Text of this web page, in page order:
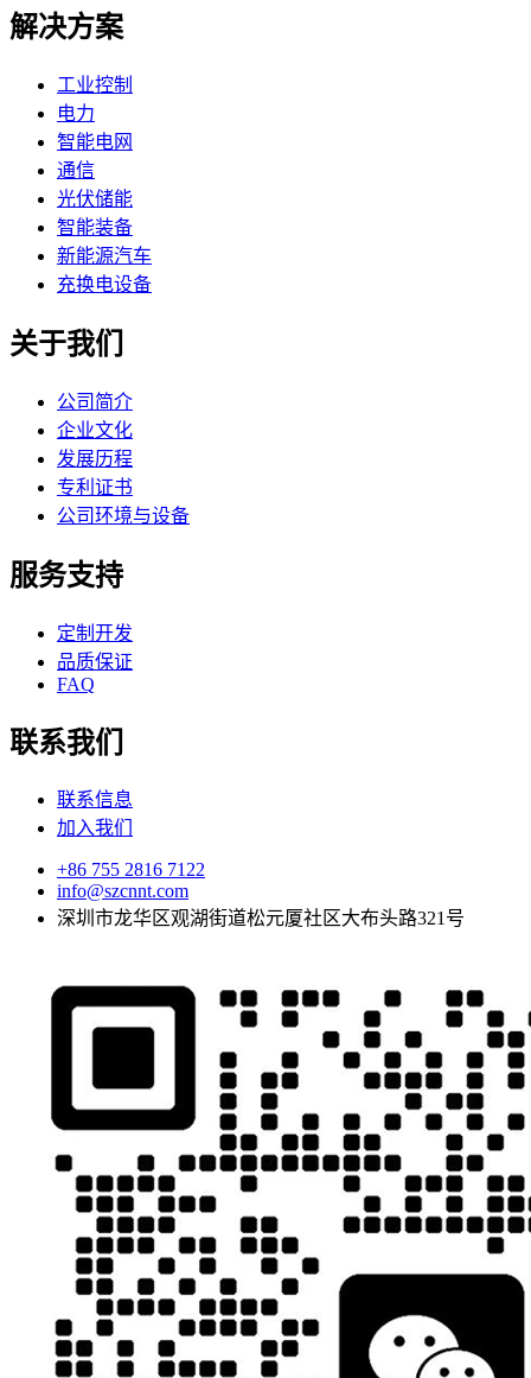
解决方案
工业控制
电力
智能电网
通信
光伏储能
智能装备
新能源汽车
充换电设备
关于我们
公司简介
企业文化
发展历程
专利证书
公司环境与设备
服务支持
定制开发
品质保证
FAQ
联系我们
联系信息
加入我们
+86 755 2816 7122
info@szcnnt.com
深圳市龙华区观湖街道松元厦社区大布头路321号